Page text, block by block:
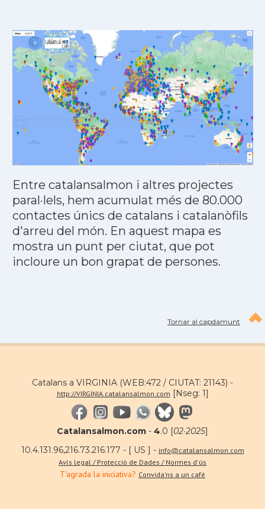
Entre catalansalmon i altres projectes
paral·lels, hem acumulat més de 80.000
contactes únics de catalans i catalanòfils
d'arreu del món. En aquest mapa es
mostra un punt per ciutat, que pot
incloure un bon grapat de persones.
Tornar al capdamunt
Catalans a VIRGINIA (WEB:472 / CIUTAT: 21143) -
http://VIRGINIA.catalansalmon.com [Nseg: 1]
Catalansalmon.com - 4.0 [02·2025]
10.4.131.96,216.73.216.177 - [ US ] - info@catalansalmon.com
Avís legal / Protecció de Dades / Normes d'ús
T'agrada la iniciativa? Convida'ns a un café